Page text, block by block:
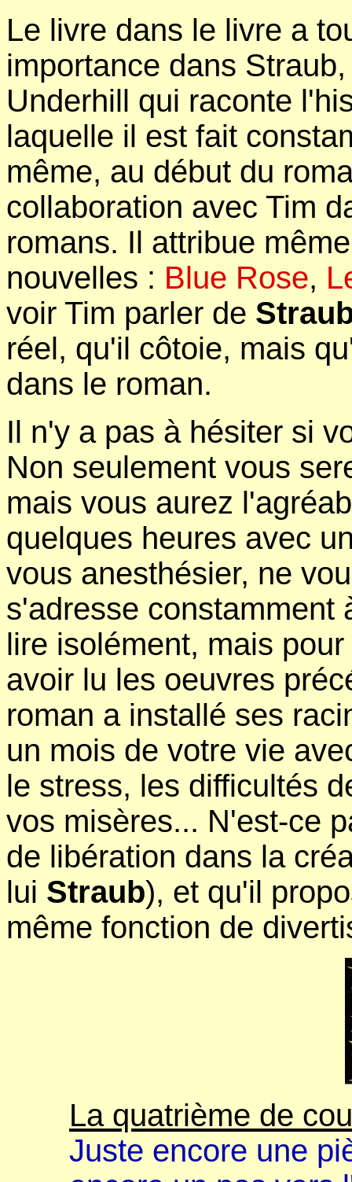
Le livre dans le livre a
importance dans
Underhill qui raconte
laquelle il est fait
même, au début du
collaboration avec Tim
romans. Il attribue
nouvelles : Blue Rose,
voir Tim parler de
réel, qu'il côtoie, mais
dans le roman.
Il n'y a pas à hésiter si
Non seulement vous
mais vous aurez
quelques heures avec
vous anesthésier, ne
s'adresse constamment
lire isolément, mais
avoir lu les oeuvres
roman a installé ses
un mois de votre vie
le stress, les difficultés
vos misères... N'est-ce
de libération dans la
lui Straub), et qu'il
même fonction de
La quatrième de
Juste encore une